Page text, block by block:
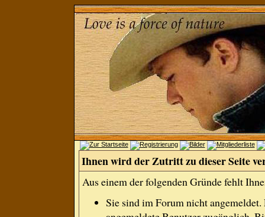
Ihnen wird der Zutritt zu dieser Seite
Aus einem der folgenden Gründe fehlt
Sie sind im Forum nicht